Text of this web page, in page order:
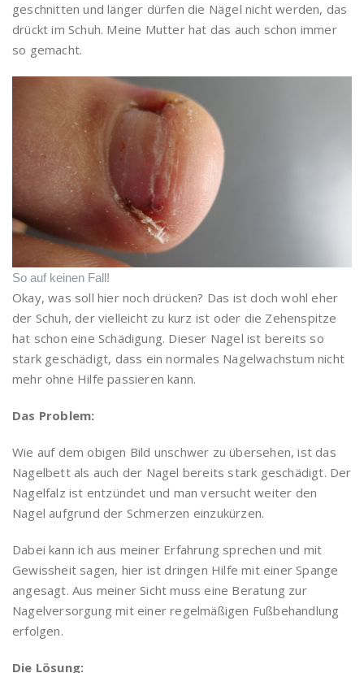
geschnitten und länger dürfen die Nägel nicht werden, das
drückt im Schuh. Meine Mutter hat das auch schon immer
so gemacht.
So auf keinen Fall!
Okay, was soll hier noch drücken? Das ist doch wohl eher
der Schuh, der vielleicht zu kurz ist oder die Zehenspitze
hat schon eine Schädigung. Dieser Nagel ist bereits so
stark geschädigt, dass ein normales Nagelwachstum nicht
mehr ohne Hilfe passieren kann.
Das Problem:
Wie auf dem obigen Bild unschwer zu übersehen, ist das
Nagelbett als auch der Nagel bereits stark geschädigt. Der
Nagelfalz ist entzündet und man versucht weiter den
Nagel aufgrund der Schmerzen einzukürzen.
Dabei kann ich aus meiner Erfahrung sprechen und mit
Gewissheit sagen, hier ist dringen Hilfe mit einer Spange
angesagt. Aus meiner Sicht muss eine Beratung zur
Nagelversorgung mit einer regelmäßigen Fußbehandlung
erfolgen.
Die Lösung: